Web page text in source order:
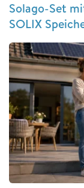
Solago-Set
SOLIX